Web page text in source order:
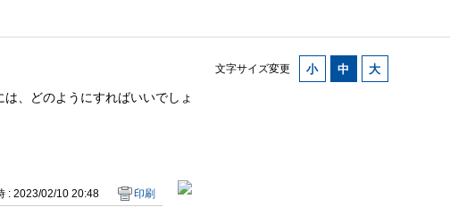
文字サイズ変更
、どのようにすればいいでしょ
: 2023/02/10 20:48 印刷